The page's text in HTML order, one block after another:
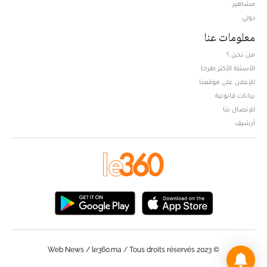
مشاهير
دولي
معلومات عنا
من نحن ؟
الأسئلة الأكثر طرحا
للإعلان على موقعنا
بيانات قانونية
للإتصال بنا
أرشيف
© Web News / le360.ma / Tous droits réservés 2023